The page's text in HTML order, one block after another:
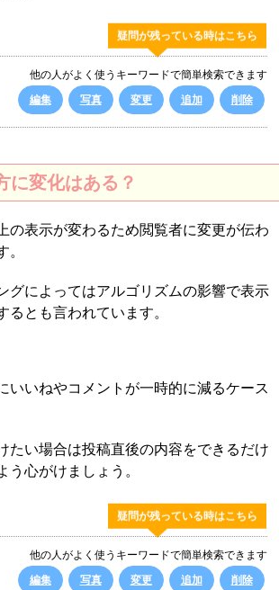
疑問が残っている時はこちら
他の人がよく使うキーワードで簡単検索できます
編集
写真 変更 追加 削除
に変化はある？
の表示が変わるため閲覧者に変更が伝わ
。
グによってはアルゴリズムの影響で表示
るとも言われています。
いいねやコメントが一時的に減るケース
たい場合は投稿直後の内容をできるだけ
う心がけましょう。
疑問が残っている時はこちら
他の人がよく使うキーワードで簡単検索できます
編集
写真 変更 追加 削除